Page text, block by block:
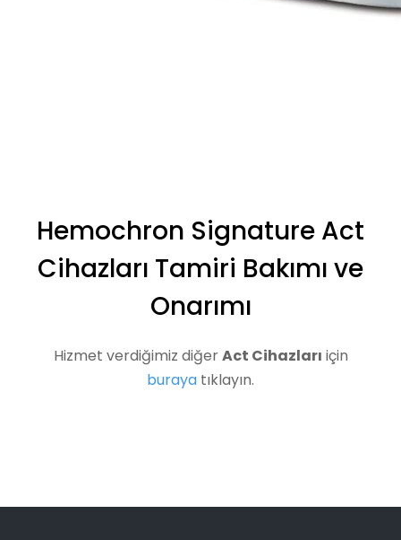
Hemochron Signature Act
Cihazları Tamiri Bakımı ve
Onarımı
Hizmet verdiğimiz diğerAct Cihazları için
buraya tıklayın.